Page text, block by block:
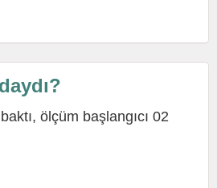
ölçüm başlangıcı 02